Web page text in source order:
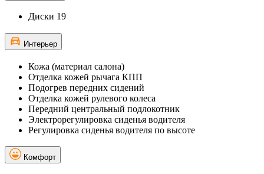
Диски 19
Интерьер
Кожа (материал салона)
Отделка кожей рычага КПП
Подогрев передних сидений
Отделка кожей рулевого колеса
Передний центральный подлокотник
Электрорегулировка сиденья водителя
Регулировка сиденья водителя по высоте
Комфорт